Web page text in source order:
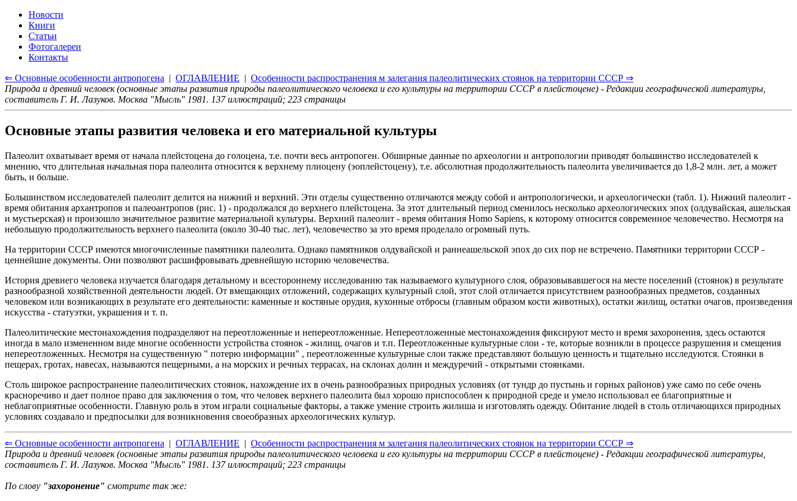
Новости
Книги
Статьи
Фотогалереи
Контакты
⇐ Основные особенности антропогена | ОГЛАВЛЕНИЕ | Особенности распространения м залегания палеолитических стоянок на территории СССР ⇒
Природа и древний человек (основные этапы развития природы палеолитического человека и его культуры на территории СССР в плейстоцене) - Редакции географической литературы,
составитель Г. И. Лазуков. Москва "Мысль" 1981. 137 иллюстраций; 223 страницы
Основные этапы развития человека и его материальной культуры
Палеолит охватывает время от начала плейстоцена до голоцена, т.е. почти весь антропоген. Обширные данные по археологии и антропологии приводят большинство исследователей к
мнению, что длительная начальная пора палеолита относится к верхнему плиоцену (эоплейстоцену), т.е. абсолютная продолжительность палеолита увеличивается до 1,8-2 млн. лет, а может
быть, и больше.
Большинством исследователей палеолит делится на нижний и верхний. Эти отделы существенно отличаются между собой и антропологически, и археологически (табл. 1). Нижний палеолит -
время обитания архантропов и палеоантропов (рис. 1) - продолжался до верхнего плейстоцена. За этот длительный период сменилось несколько археологических эпох (олдувайская, ашельская
и мустьерская) и произошло значительное развитие материальной культуры. Верхний палеолит - время обитания Homo Sapiens, к которому относится современное человечество. Несмотря на
небольшую продолжительность верхнего палеолита (около 30-40 тыс. лет), человечество за это время проделало огромный путь.
На территории СССР имеются многочисленные памятники палеолита. Однако памятников олдувайской и раннеашельской эпох до сих пор не встречено. Памятники территории СССР -
ценнейшие документы. Они позволяют расшифровывать древнейшую историю человечества.
История древнего человека изучается благодаря детальному и всестороннему исследованию так называемого культурного слоя, образовывавшегося на месте поселений (стоянок) в результате
разнообразной хозяйственной деятельности людей. От вмещающих отложений, содержащих культурный слой, этот слой отличается присутствием разнообразных предметов, созданных
человеком или возникающих в результате его деятельности: каменные и костяные орудия, кухонные отбросы (главным образом кости животных), остатки жилищ, остатки очагов, произведения
искусства - статуэтки, украшения и т. п.
Палеолитические местонахождения подразделяют на переотложенные и непереотложенные. Непереотложенные местонахождения фиксируют место и время захоронения, здесь остаются
иногда в мало измененном виде многие особенности устройства стоянок - жилищ, очагов и т.п. Переотложенные культурные слои - те, которые возникли в процессе разрушения и смещения
непереотложенных. Несмотря на существенную " потерю информации" , переотложенные культурные слои также представляют большую ценность и тщательно исследуются. Стоянки в
пещерах, гротах, навесах, называются пещерными, а на морских и речных террасах, на склонах долин и междуречий - открытыми стоянками.
Столь широкое распространение палеолитических стоянок, нахождение их в очень разнообразных природных условиях (от тундр до пустынь и горных районов) уже само по себе очень
красноречиво и дает полное право для заключения о том, что человек верхнего палеолита был хорошо приспособлен к природной среде и умело использовал ее благоприятные и
неблагоприятные особенности. Главную роль в этом играли социальные факторы, а также умение строить жилиша и изготовлять одежду. Обитание людей в столь отличающихся природных
условиях создавало и предпосылки для возникновения своеобразных археологических культур.
⇐ Основные особенности антропогена | ОГЛАВЛЕНИЕ | Особенности распространения м залегания палеолитических стоянок на территории СССР ⇒
Природа и древний человек (основные этапы развития природы палеолитического человека и его культуры на территории СССР в плейстоцене) - Редакции географической литературы,
составитель Г. И. Лазуков. Москва "Мысль" 1981. 137 иллюстраций; 223 страницы
По слову "захоронение" смотрите так же: